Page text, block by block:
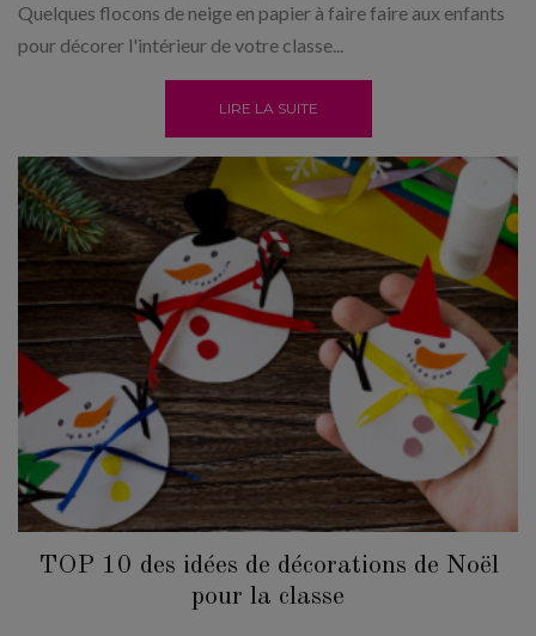
Quelques flocons de neige en papier à faire faire aux enfants
pour décorer l'intérieur de votre classe...
LIRE LA SUITE
TOP 10 des idées de décorations de Noël
pour la classe